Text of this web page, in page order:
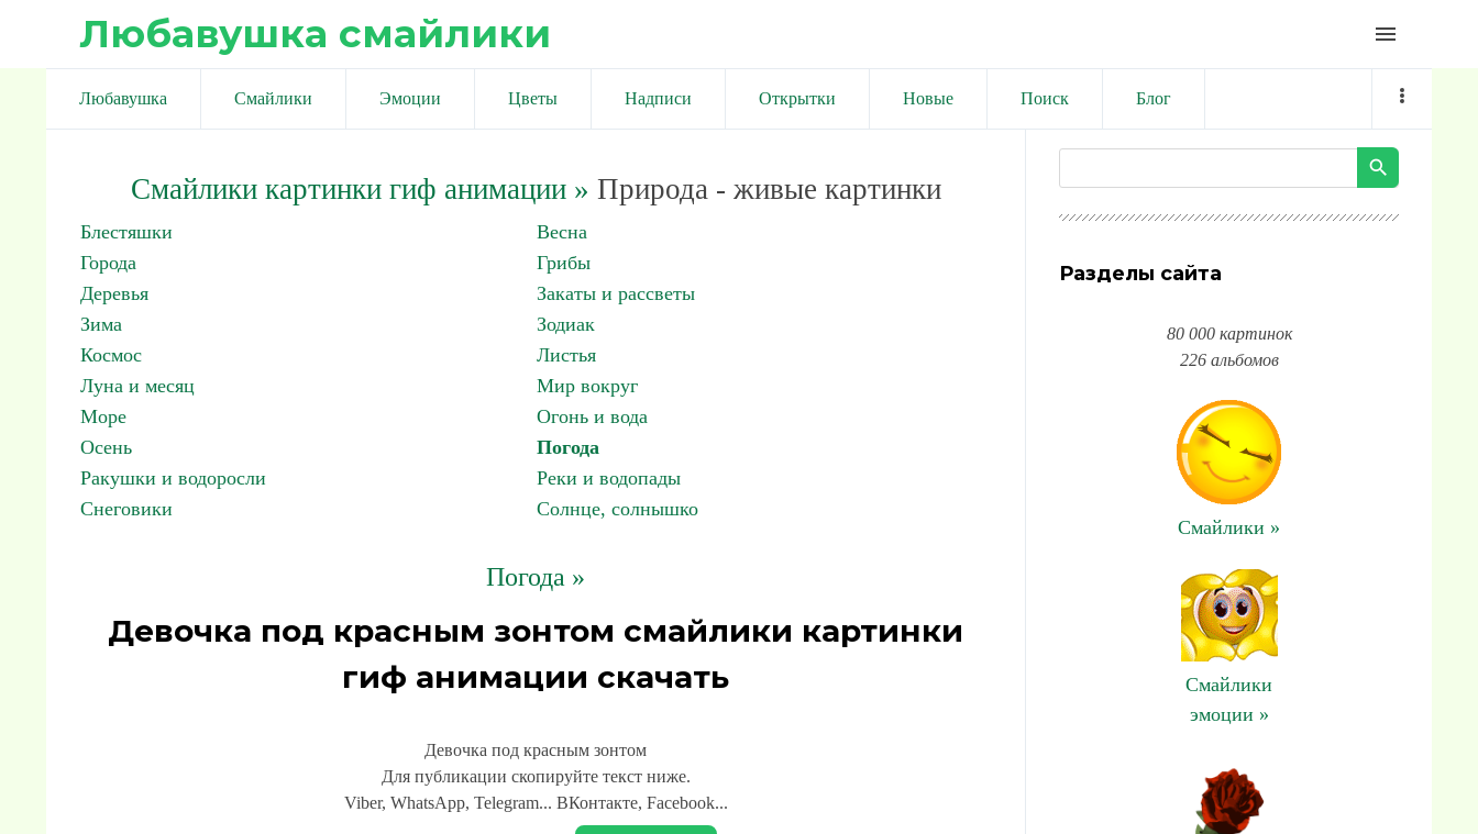
Любавушка смайлики menu
Любавушка Смайлики Эмоции Цветы Надписи Открытки Новые Поиск Блог
Смайлики картинки гиф анимации» Природа - живые картинки
Блестяшки
Весна
Города
Грибы
Деревья
Закаты и рассветы
Зима
Зодиак
Космос
Листья
Луна и месяц
Мир вокруг
Море
Огонь и вода
Осень
Погода
Ракушки и водоросли
Реки и водопады
Снеговики
Солнце, солнышко
Погода »
Девочка под красным зонтом смайлики картинки
гиф анимации скачать
Девочка под красным зонтом
Для публикации скопируйте текст ниже.
Viber, WhatsApp, Telegram... ВКонтакте, Facebook...
Разделы сайта
80 000 картинок
226 альбомов
Смайлики »
Смайлики
эмоции »